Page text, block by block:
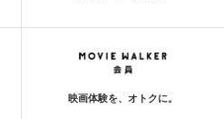
映画体験を、オトクに。